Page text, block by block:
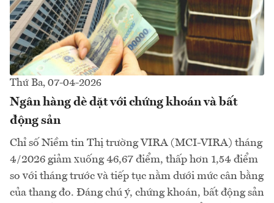
Thứ Ba, 07-04-2026
Ngân hàng dè dặt với chứng khoán và bất
động sản
Chỉ số Niềm tin Thị trường VIRA (MCI-VIRA) tháng
4/2026 giảm xuống 46,67 điểm, thấp hơn 1,54 điểm
so với tháng trước và tiếp tục nằm dưới mức cân bằng
của thang đo. Đáng chú ý, chứng khoán, bất động sản